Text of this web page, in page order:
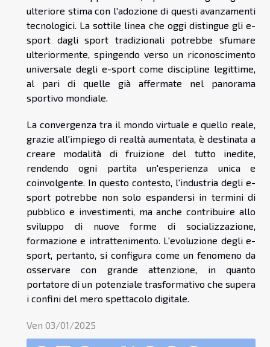
ulteriore stima con l'adozione di questi avanzamenti
tecnologici. La sottile linea che oggi distingue gli e-
sport dagli sport tradizionali potrebbe sfumare
ulteriormente, spingendo verso un riconoscimento
universale degli e-sport come discipline legittime,
al pari di quelle già affermate nel panorama
sportivo mondiale.
La convergenza tra il mondo virtuale e quello reale,
grazie all'impiego di realtà aumentata, è destinata a
creare modalità di fruizione del tutto inedite,
rendendo ogni partita un'esperienza unica e
coinvolgente. In questo contesto, l'industria degli e-
sport potrebbe non solo espandersi in termini di
pubblico e investimenti, ma anche contribuire allo
sviluppo di nuove forme di socializzazione,
formazione e intrattenimento. L'evoluzione degli e-
sport, pertanto, si configura come un fenomeno da
osservare con grande attenzione, in quanto
portatore di un potenziale trasformativo che supera
i confini del mero spettacolo digitale.
Ven 03/01/2025